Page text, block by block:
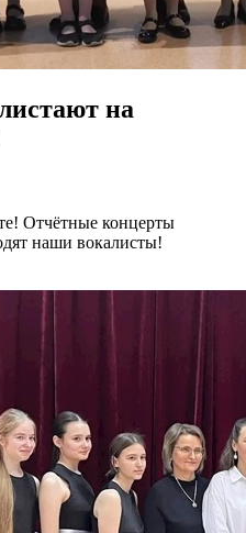
на
Отчётные концерты
наши вокалисты!